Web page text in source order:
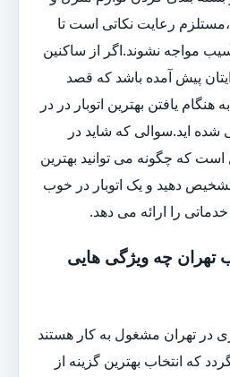
رعایت نکاتی است تا
مواجه نشوند.اگر از ساکنین
پیش آمده باشد که قصد
یافتن بهترین اتوبار در در
اید.سوالی که شاید در
که چگونه می توانید بهترین
تشخیص دهید و یک اتوبار در خوب
را ارائه می دهد.
تهران چه ویژگی هایی
در تهران مشغول به کار هستند
انتخاب بهترین گزینه از